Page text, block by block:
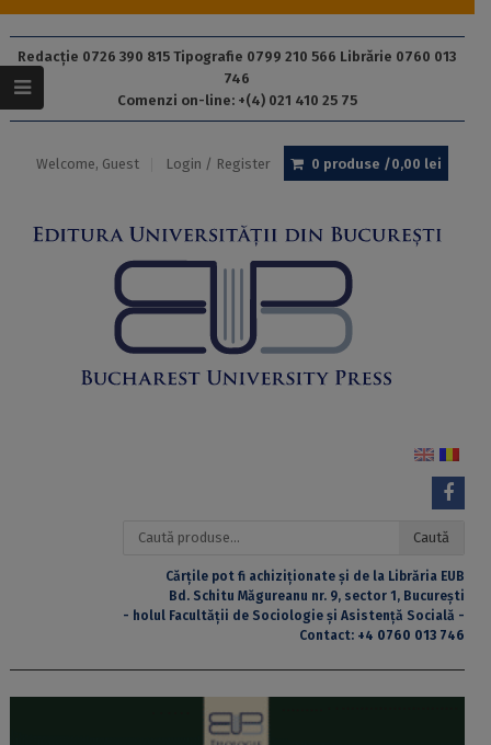
Redacție 0726 390 815 Tipografie 0799 210 566 Librărie 0760 013
746
Comenzi on-line: +(4) 021 410 25 75
Welcome, Guest Login / Register 0 produse /0,00 lei
Caută
Caută
Cărțile pot fi achiziționate și de la Librăria EUB
Bd. Schitu Măgureanu nr. 9, sector 1, București
- holul Facultății de Sociologie și Asistență Socială -
Contact: +4 0760 013 746